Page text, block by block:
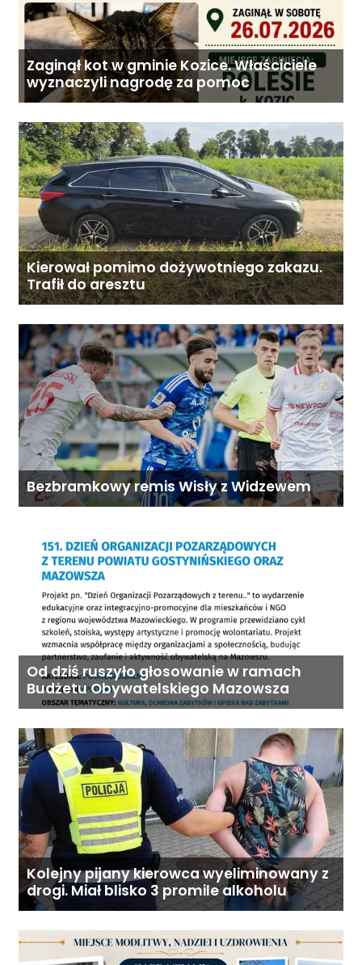
Zaginął kot w gminie Kozice. Właściciele
wyznaczyli nagrodę za pomoc
Kierował pomimo dożywotniego zakazu.
Trafił do aresztu
Bezbramkowy remis Wisły z Widzewem
Od dziś ruszyło głosowanie w ramach
Budżetu Obywatelskiego Mazowsza
Kolejny pijany kierowca wyeliminowany z
drogi. Miał blisko 3 promile alkoholu